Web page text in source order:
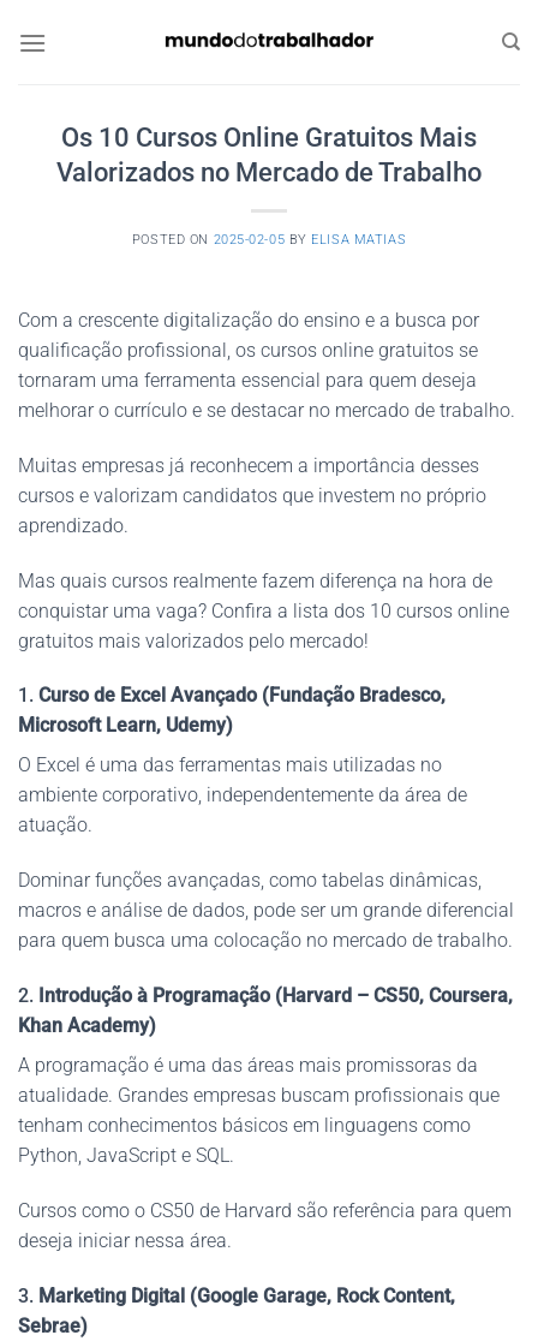
Os 10 Cursos Online Gratuitos Mais
Valorizados no Mercado de Trabalho
POSTED ON 2025-02-05 BY ELISA MATIAS
Com a crescente digitalização do ensino e a busca por
qualificação profissional, os cursos online gratuitos se
tornaram uma ferramenta essencial para quem deseja
melhorar o currículo e se destacar no mercado de trabalho.
Muitas empresas já reconhecem a importância desses
cursos e valorizam candidatos que investem no próprio
aprendizado.
Mas quais cursos realmente fazem diferença na hora de
conquistar uma vaga? Confira a lista dos 10 cursos online
gratuitos mais valorizados pelo mercado!
1. Curso de Excel Avançado (Fundação Bradesco,
Microsoft Learn, Udemy)
O Excel é uma das ferramentas mais utilizadas no
ambiente corporativo, independentemente da área de
atuação.
Dominar funções avançadas, como tabelas dinâmicas,
macros e análise de dados, pode ser um grande diferencial
para quem busca uma colocação no mercado de trabalho.
2. Introdução à Programação (Harvard – CS50, Coursera,
Khan Academy)
A programação é uma das áreas mais promissoras da
atualidade. Grandes empresas buscam profissionais que
tenham conhecimentos básicos em linguagens como
Python, JavaScript e SQL.
Cursos como o CS50 de Harvard são referência para quem
deseja iniciar nessa área.
3. Marketing Digital (Google Garage, Rock Content,
Sebrae)